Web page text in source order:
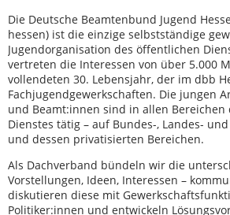
Die Deutsche Beamtenbund Jugend
hessen) ist die einzige selbstständige
Jugendorganisation des öffentlichen
vertreten die Interessen von über 5.000
vollendeten 30. Lebensjahr, der im dbb
Fachjugendgewerkschaften. Die jungen
und Beamt:innen sind in allen Bereichen
Dienstes tätig – auf Bundes-, Landes-
und dessen privatisierten Bereichen.
Als Dachverband bündeln wir die
Vorstellungen, Ideen, Interessen –
diskutieren diese mit
Politiker:innen und entwickeln